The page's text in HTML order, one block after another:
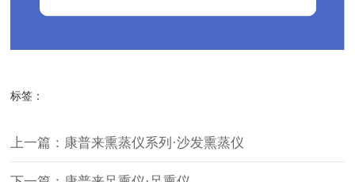
标签：
上一篇：康普来熏蒸仪系列·沙发熏蒸仪